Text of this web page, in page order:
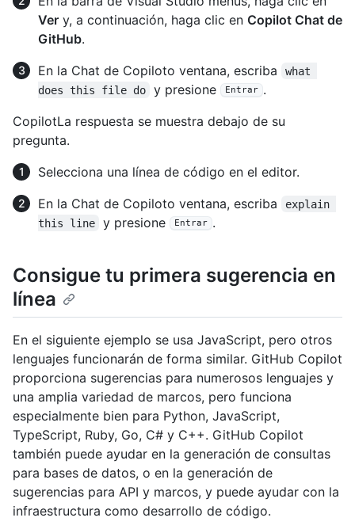
Ver y, a continuación, haga clic en Copilot Chat de
GitHub.
En la Chat de Copiloto ventana, escriba
what
does this file do
y presione Entrar .
CopilotLa respuesta se muestra debajo de su
pregunta.
Selecciona una línea de código en el editor.
En la Chat de Copiloto ventana, escriba
explain
this line
y presione Entrar .
Consigue tu primera sugerencia en
línea
En el siguiente ejemplo se usa JavaScript, pero otros
lenguajes funcionarán de forma similar. GitHub Copilot
proporciona sugerencias para numerosos lenguajes y
una amplia variedad de marcos, pero funciona
especialmente bien para Python, JavaScript,
TypeScript, Ruby, Go, C# y C++. GitHub Copilot
también puede ayudar en la generación de consultas
para bases de datos, o en la generación de
sugerencias para API y marcos, y puede ayudar con la
infraestructura como desarrollo de código.